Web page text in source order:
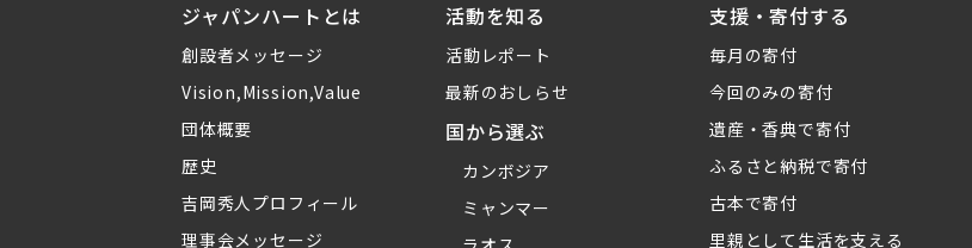
ジャパンハートとは
創設者メッセージ
Vision,Mission,Value
団体概要
歴史
吉岡秀人プロフィール
理事会メッセージ
活動を知る
活動レポート
最新のおしらせ
国から選ぶ
カンボジア
ミャンマー
支援・寄付する
毎月の寄付
今回のみの寄付
遺産・香典で寄付
ふるさと納税で寄付
古本で寄付
里親として生活を支える